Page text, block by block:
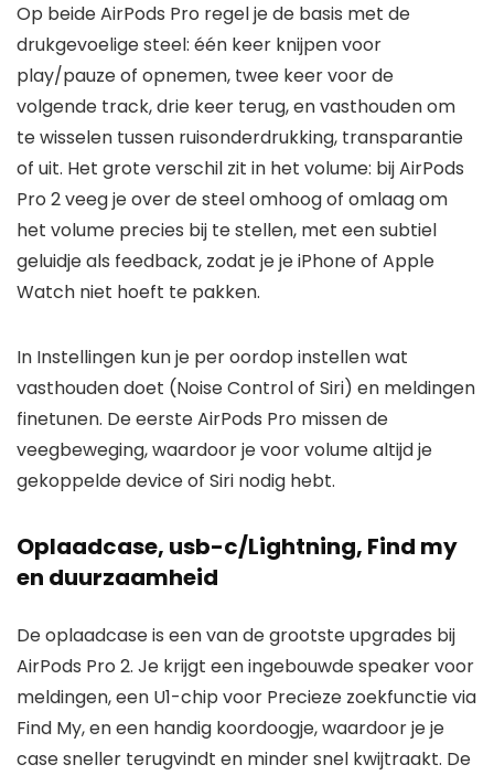
Op beide AirPods Pro regel je de basis met de
drukgevoelige steel: één keer knijpen voor
play/pauze of opnemen, twee keer voor de
volgende track, drie keer terug, en vasthouden om
te wisselen tussen ruisonderdrukking, transparantie
of uit. Het grote verschil zit in het volume: bij AirPods
Pro 2 veeg je over de steel omhoog of omlaag om
het volume precies bij te stellen, met een subtiel
geluidje als feedback, zodat je je iPhone of Apple
Watch niet hoeft te pakken.
In Instellingen kun je per oordop instellen wat
vasthouden doet (Noise Control of Siri) en meldingen
finetunen. De eerste AirPods Pro missen de
veegbeweging, waardoor je voor volume altijd je
gekoppelde device of Siri nodig hebt.
Oplaadcase, usb-c/Lightning, Find my
en duurzaamheid
De oplaadcase is een van de grootste upgrades bij
AirPods Pro 2. Je krijgt een ingebouwde speaker voor
meldingen, een U1-chip voor Precieze zoekfunctie via
Find My, en een handig koordoogje, waardoor je je
case sneller terugvindt en minder snel kwijtraakt. De